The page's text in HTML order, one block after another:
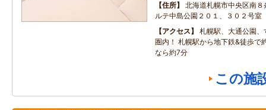
住所
北海道札幌市中央区南
ルテ中島公園２０１、３０２号室
アクセス
札幌駅、大通公園
圏内！ 札幌駅から地下鉄&徒歩で
なら約7分
この施